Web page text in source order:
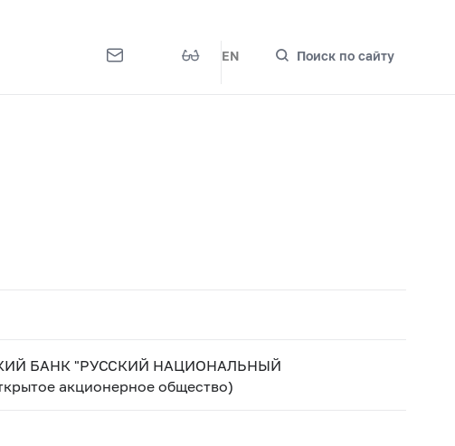
EN Поиск по сайту
БАНК "РУССКИЙ НАЦИОНАЛЬНЫЙ
акционерное общество)